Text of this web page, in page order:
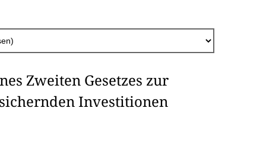
Zweiten Gesetzes zur
Investitionen